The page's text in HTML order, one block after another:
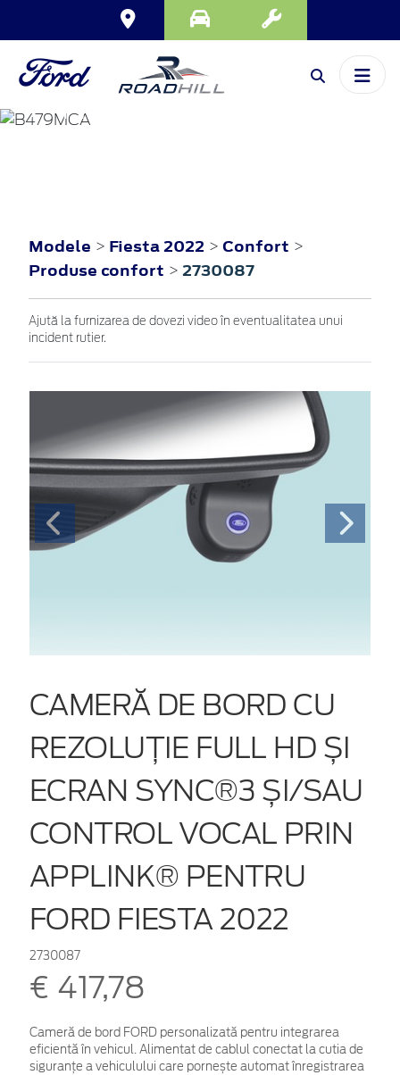
FIESTA
Modele > Fiesta 2022 > Confort >
Produse confort > 2730087
Ajută la furnizarea de dovezi video în eventualitatea unui
incident rutier.
CAMERĂ DE BORD CU
REZOLUȚIE FULL HD ȘI
ECRAN SYNC®3 ȘI/SAU
CONTROL VOCAL PRIN
APPLINK® PENTRU
FORD FIESTA 2022
2730087
€ 417,78
Cameră de bord FORD personalizată pentru integrarea
eficientă în vehicul. Alimentat de cablul conectat la cutia de
siguranțe a vehiculului care pornește automat înregistrarea